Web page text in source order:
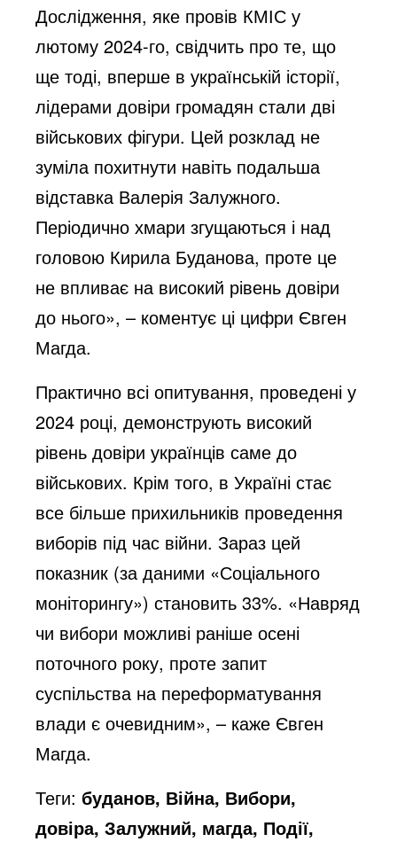
Дослідження, яке провів КМІС у
лютому 2024-го, свідчить про те, що
ще тоді, вперше в українській історії,
лідерами довіри громадян стали дві
військових фігури. Цей розклад не
зуміла похитнути навіть подальша
відставка Валерія Залужного.
Періодично хмари згущаються і над
головою Кирила Буданова, проте це
не впливає на високий рівень довіри
до нього», – коментує ці цифри Євген
Магда.
Практично всі опитування, проведені у
2024 році, демонструють високий
рівень довіри українців саме до
військових. Крім того, в Україні стає
все більше прихильників проведення
виборів під час війни. Зараз цей
показник (за даними «Соціального
моніторингу») становить 33%. «Навряд
чи вибори можливі раніше осені
поточного року, проте запит
суспільства на переформатування
влади є очевидним», – каже Євген
Магда.
Теги: буданов, Війна, Вибори,
довіра, Залужний, магда, Події,